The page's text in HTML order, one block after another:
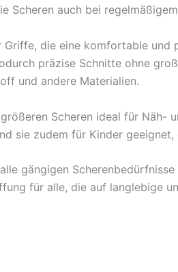
Scheren auch bei
die eine komfortable und
präzise Schnitte ohne
und andere Materialien.
Scheren ideal für Näh-
sie zudem für Kinder
gängigen
für alle, die auf langlebige